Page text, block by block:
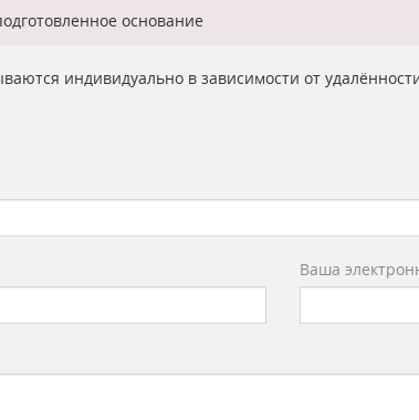
основание
индивидуально в зависимости от
Ваша